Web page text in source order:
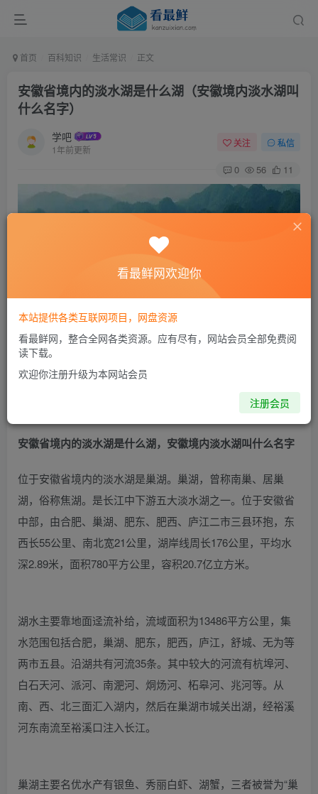
首页 百科知识 生活常识 正文
安徽省境内的淡水湖是什么湖（安徽境内淡水湖叫
什么名字）
学吧
1年前更新
关注 私信
0 56 11
安徽省境内的淡水湖是什么湖，安徽境内淡水湖叫什么名字
位于安徽省境内的淡水湖是巢湖。巢湖，曾称南巢、居巢
湖，俗称焦湖。是长江中下游五大淡水湖之一。位于安徽省
中部，由合肥、巢湖、肥东、肥西、庐江二市三县环抱，东
西长55公里、南北宽21公里，湖岸线周长176公里，平均水
深2.89米，面积780平方公里，容积20.7亿立方米。
湖水主要靠地面迳流补给，流域面积为13486平方公里，集
水范围包括合肥，巢湖、肥东，肥西，庐江，舒城、无为等
两市五县。沿湖共有河流35条。其中较大的河流有杭埠河、
白石天河、派河、南淝河、烔炀河、柘皋河、兆河等。从
南、西、北三面汇入湖内，然后在巢湖市城关出湖，经裕溪
河东南流至裕溪口注入长江。
巢湖主要名优水产有银鱼、秀丽白虾、湖蟹，三者被誉为“巢
看最鲜网欢迎你
本站提供各类互联网项目，网盘资源
看最鲜网，整合全网各类资源。应有尽有，网站会员全部免费阅
读下载。
欢迎你注册升级为本网站会员
注册会员